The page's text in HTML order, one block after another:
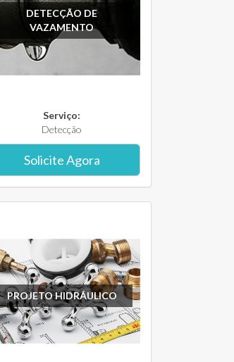
DETECÇÃO DE
VAZAMENTO
Serviço:
Detecção
Solicite Agora
PROJETO HIDRÁULICO